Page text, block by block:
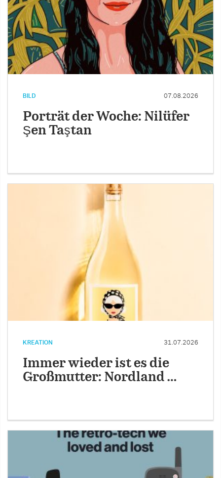
BILD 07.08.2026
Porträt der Woche: Nilüfer
Şen Taştan
KREATION 31.07.2026
Immer wieder ist es die
Großmutter: Nordland …